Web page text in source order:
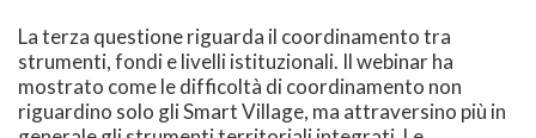
La terza questione riguarda il coordinamento tra
strumenti, fondi e livelli istituzionali. Il webinar ha
mostrato come le difficoltà di coordinamento non
riguardino solo gli Smart Village, ma attraversino più in